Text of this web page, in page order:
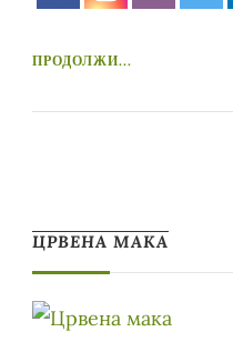
ПРОДОЛЖИ...
ЦРВЕНА МАКА